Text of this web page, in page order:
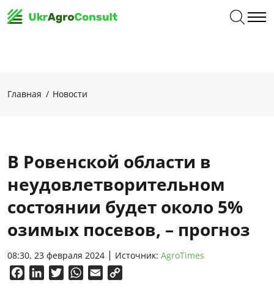
Главная Новости
В Ровенской области в
неудовлетворительном
состоянии будет около 5%
озимых посевов, – прогноз
08:30, 23 февраля 2024 Источник: AgroTimes
FacebookLinkedInTwitterWhatsApp
Email